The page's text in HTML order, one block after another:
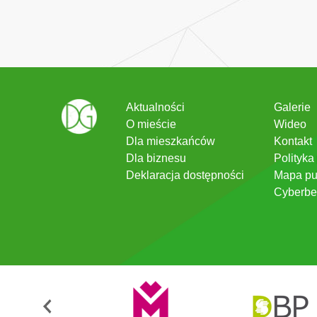
Aktualności
O mieście
Dla mieszkańców
Dla biznesu
Deklaracja dostępności
Galerie
Wideo
Kontakt
Mapa